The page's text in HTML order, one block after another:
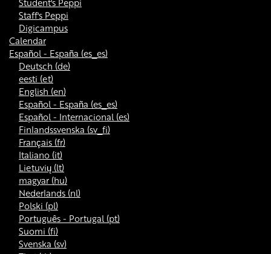
Staff's Peppi
Digicampus
Calendar
Español - España ‎(es_es)‎
Deutsch ‎(de)‎
eesti ‎(et)‎
English ‎(en)‎
Español - España ‎(es_es)‎
Español - Internacional ‎(es)‎
Finlandssvenska ‎(sv_fi)‎
Français ‎(fr)‎
Italiano ‎(it)‎
Lietuvių ‎(lt)‎
magyar ‎(hu)‎
Nederlands ‎(nl)‎
Polski ‎(pl)‎
Português - Portugal ‎(pt)‎
Suomi ‎(fi)‎
Svenska ‎(sv)‎